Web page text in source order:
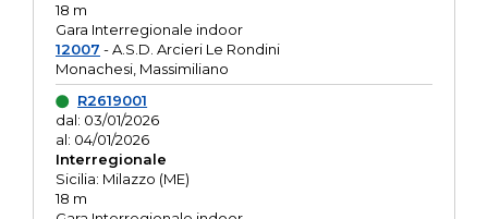
18 m
Gara Interregionale indoor
12007 - A.S.D. Arcieri Le Rondini
Monachesi, Massimiliano
R2619001
dal: 03/01/2026
al: 04/01/2026
Interregionale
Sicilia: Milazzo (ME)
18 m